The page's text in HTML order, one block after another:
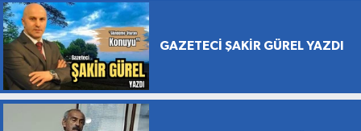
GAZETECİ ŞAKİR GÜREL YAZDI